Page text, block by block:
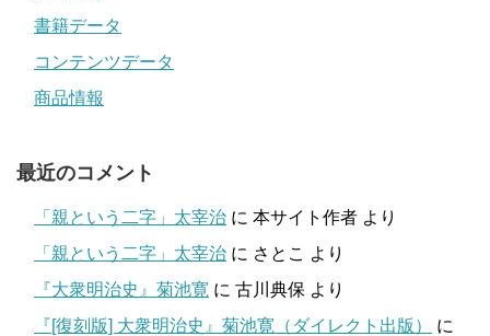
書籍データ
コンテンツデータ
商品情報
最近のコメント
「親という二字」太宰治 に 本サイト作者 より
「親という二字」太宰治 に さとこ より
『大衆明治史』菊池寛 に 古川典保 より
『[復刻版] 大衆明治史』菊池寛（ダイレクト出版）
に